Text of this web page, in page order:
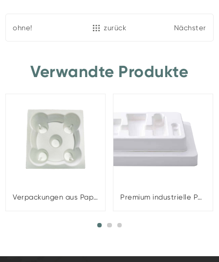
ohne! zurück Nächster
Verwandte Produkte
Verpackungen aus Papier aus Kunststoff für Weinschalen Premium industrielle Papier Kunststoffverpackungen